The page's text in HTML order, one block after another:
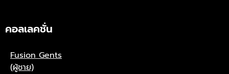
คอลเลคชั่น
Fusion Gents
(ผู้ชาย)